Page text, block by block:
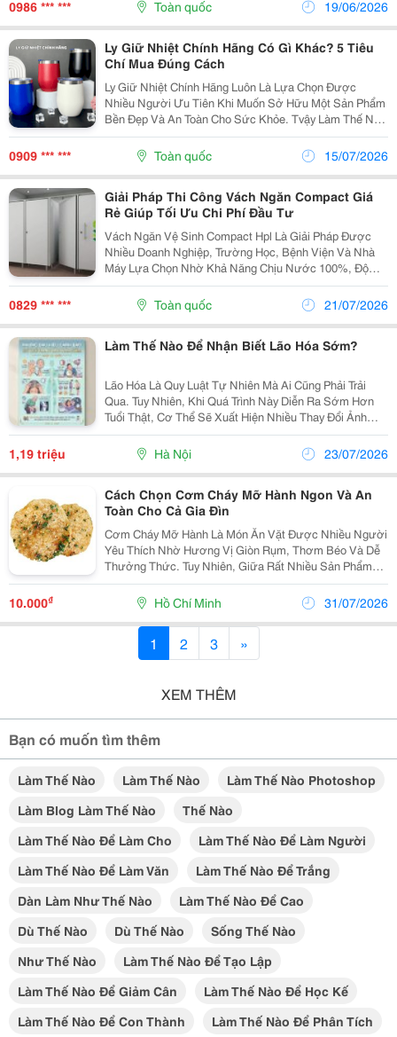
Tiên?...
0986 *** *** Toàn quốc 19/06/2026
Ly Giữ Nhiệt Chính Hãng Có Gì Khác? 5 Tiêu
Chí Mua Đúng Cách
Ly Giữ Nhiệt Chính Hãng Luôn Là Lựa Chọn Được
Nhiều Người Ưu Tiên Khi Muốn Sở Hữu Một Sản Phẩm
Bền Đẹp Và An Toàn Cho Sức Khỏe. Tvậy Làm Thế Nào
Để Lựa Chọn Đúng Sản Phẩm Đáng Tin Cậy? Hãy Cùng
Cozycup Tìm Hiểu Trong Bài Viết Dưới Đây. 1. Vì Sao...
0909 *** *** Toàn quốc 15/07/2026
Giải Pháp Thi Công Vách Ngăn Compact Giá
Rẻ Giúp Tối Ưu Chi Phí Đầu Tư
Vách Ngăn Vệ Sinh Compact Hpl Là Giải Pháp Được
Nhiều Doanh Nghiệp, Trường Học, Bệnh Viện Và Nhà
Máy Lựa Chọn Nhờ Khả Năng Chịu Nước 100%, Độ
Bền Cao Và Tính Thẩm Mỹ Hiện Đại. Tuy Nhiên, Làm
Thế Nào Để Thi Công Vách Ngăn Compact Giá Rẻ Mà
Vẫn Đảm Bảo...
0829 *** *** Toàn quốc 21/07/2026
Làm Thế Nào Để Nhận Biết Lão Hóa Sớm?
Lão Hóa Là Quy Luật Tự Nhiên Mà Ai Cũng Phải Trải
Qua. Tuy Nhiên, Khi Quá Trình Này Diễn Ra Sớm Hơn
Tuổi Thật, Cơ Thể Sẽ Xuất Hiện Nhiều Thay Đổi Ảnh
Hưởng Đến Sức Khỏe, Ngoại Hình Và Chất Lượng
Cuộc Sống. Ngày Nay, Áp Lực Công Việc, Thức Khuya,
1,19 triệu Hà Nội 23/07/2026
Cách Chọn Cơm Cháy Mỡ Hành Ngon Và An
Toàn Cho Cả Gia Đìn
Cơm Cháy Mỡ Hành Là Món Ăn Vặt Được Nhiều Người
Yêu Thích Nhờ Hương Vị Giòn Rụm, Thơm Béo Và Dễ
Thưởng Thức. Tuy Nhiên, Giữa Rất Nhiều Sản Phẩm
Trên Thị Trường, Không Phải Loại Cơm Cháy Nào Cũng
Đảm Bảo Chất Lượng Và An Toàn. Vậy Làm Thế Nào
10.000₫ Hồ Chí Minh 31/07/2026
1 2 3 »
XEM THÊM
Bạn có muốn tìm thêm
Làm Thế Nào Làm Thế Nào
Làm Thế Nào Photoshop
Làm Blog Làm Thế Nào
Thế Nào
Làm Thế Nào Để Làm Cho
Làm Thế Nào Để Làm Người
Làm Thế Nào Để Làm Văn
Làm Thế Nào Để Trắng
Dàn Làm Như Thế Nào
Làm Thế Nào Để Cao
Dù Thế Nào
Dù Thế Nào
Sống Thế Nào
Như Thế Nào
Làm Thế Nào Để Tạo Lập
Làm Thế Nào Để Giảm Cân
Làm Thế Nào Để Học Kế
Làm Thế Nào Để Con Thành
Làm Thế Nào Để Phân Tích